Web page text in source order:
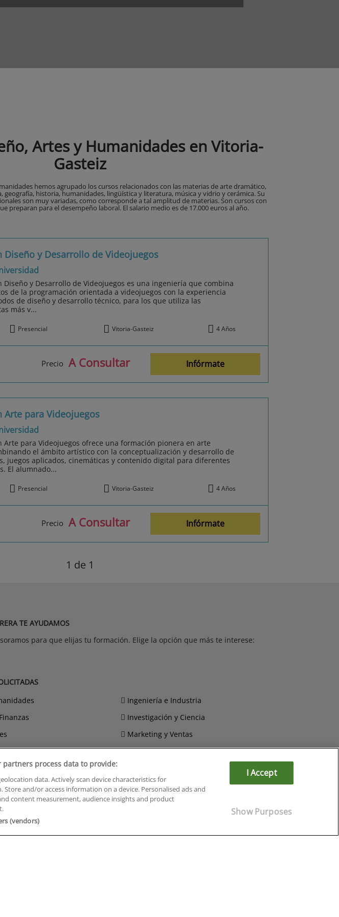
Artes y Humanidades en Vitoria-
Gasteiz
hemos agrupado los cursos relacionados con las materias de arte dramático,
geografía, historia, humanidades, lingüística y literatura, música y vidrio y cerámica. Su
son muy variadas, como corresponde a tal amplitud de materias. Son cursos con
preparan para el desempeño laboral. El salario medio es de 17.000 euros al año.
Diseño y Desarrollo de Videojuegos
Diseño y Desarrollo de Videojuegos es una ingeniería que combina
de la programación orientada a videojuegos con la experiencia
de diseño y desarrollo técnico, para los que utiliza las
más v...
Presencial Vitoria-Gasteiz 4 Años
Precio A Consultar Infórmate
Arte para Videojuegos
Arte para Videojuegos ofrece una formación pionera en arte
el ámbito artístico con la conceptualización y desarrollo de
juegos aplicados, cinemáticas y contenido digital para diferentes
El alumnado...
Presencial Vitoria-Gasteiz 4 Años
Precio A Consultar Infórmate
1 de 1
TE AYUDAMOS
para que elijas tu formación. Elige la opción que más te interese:
Ocio
Ingeniería e Industria
Investigación y Ciencia
Marketing y Ventas
Recursos Humanos
TU PROVINCIA
Cursos en La Rioja
Cursos en Soria
partners process data to provide:
data. Actively scan device characteristics for
Store and/or access information on a device. Personalised ads and
content measurement, audience insights and product
(vendors)
I Accept
Show Purposes